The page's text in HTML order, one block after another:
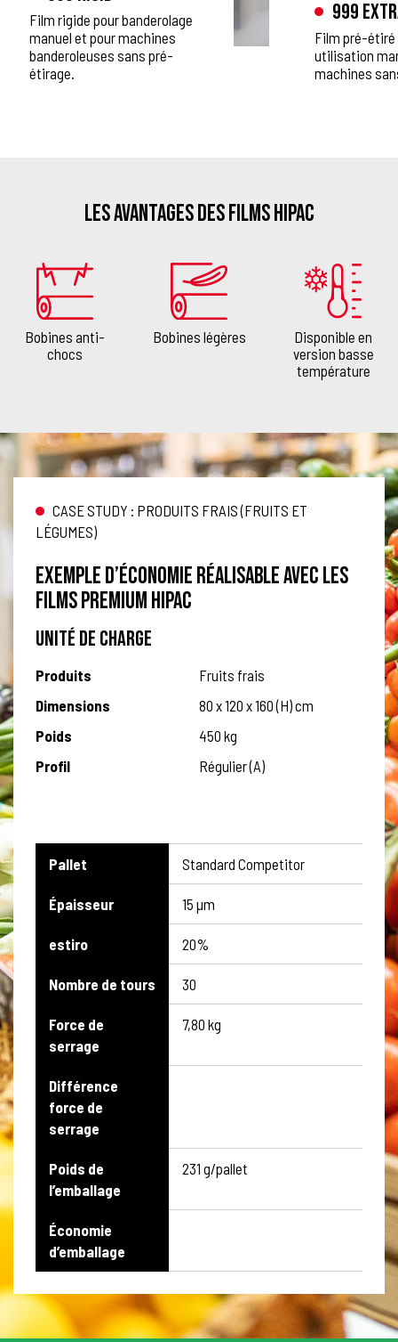
Film rigide pour banderolage
manuel et pour machines
banderoleuses sans pré-
étirage.
999
Film pré-étiré
utilisation
machines
Les avantages des films HIPAC
Bobines anti-
chocs
Bobines légères
Disponible en
version basse
température
CASE STUDY : PRODUITS FRAIS (FRUITS ET
LÉGUMES)
EXEMPLE D’ÉCONOMIE RÉALISABLE AVEC LES
FILMS PREMIUM HIPAC
UNITÉ DE CHARGE
Produits
Fruits frais
Dimensions
80 x 120 x 160 (H) cm
Poids
450 kg
Profil
Régulier (A)
Pallet Standard Competitor
Épaisseur 15 µm
estiro 20%
Nombre de tours 30
Force de
serrage
7,80 kg
Différence
force de
serrage
Poids de
l’emballage
231 g/pallet
Économie
d’emballage